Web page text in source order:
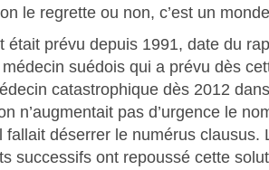
le regrette ou non, c’est un
était prévu depuis 1991, date du
suédois qui a prévu dès
catastrophique dès 2012
n’augmentait pas d’urgence le
fallait déserrer le numérus clausus.
successifs ont repoussé cette